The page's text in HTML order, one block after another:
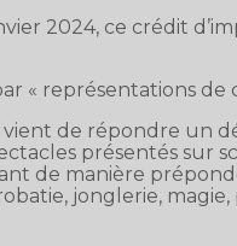
2024, ce crédit
« représentations de
vient de répondre un
présentés sur
de manière
jonglerie,